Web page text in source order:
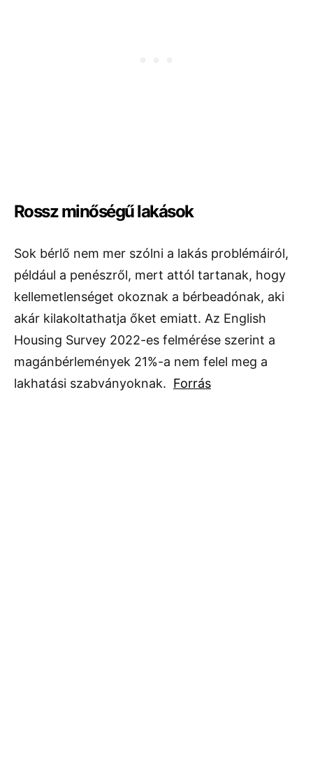
Rossz minőségű lakások
Sok bérlő nem mer szólni a lakás problémáiról,
például a penészről, mert attól tartanak, hogy
kellemetlenséget okoznak a bérbeadónak, aki
akár kilakoltathatja őket emiatt. Az English
Housing Survey 2022-es felmérése szerint a
magánbérlemények 21%-a nem felel meg a
lakhatási szabványoknak. Forrás